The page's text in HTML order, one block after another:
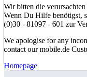
Wir bitten die
Wenn Du Hilfe benötigst,
(0)30 - 81097 - 601 zur
We apologise for any
contact our mobile.de
Homepage